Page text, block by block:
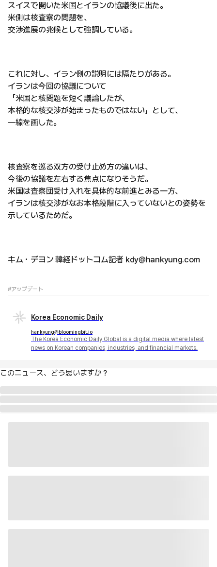
スイスで開いた米国とイランの協議後に出た。
米側は核査察の問題を、
交渉進展の兆候として強調している。
これに対し、イラン側の説明には隔たりがある。
イランは今回の協議について
「米国と核問題を短く議論したが、
本格的な核交渉が始まったものではない」として、
一線を画した。
核査察を巡る双方の受け止め方の違いは、
今後の協議を左右する焦点になりそうだ。
米国は査察団受け入れを具体的な前進とみる一方、
イランは核交渉がなお本格段階に入っていないとの姿勢を
示しているためだ。
キム・デヨン 韓経ドットコム記者 kdy@hankyung.com
#アップデート
Korea Economic Daily
hankyung@bloomingbit.io
The Korea Economic Daily Global is a digital media where latest
news on Korean companies, industries, and financial markets.
このニュース、どう思いますか？